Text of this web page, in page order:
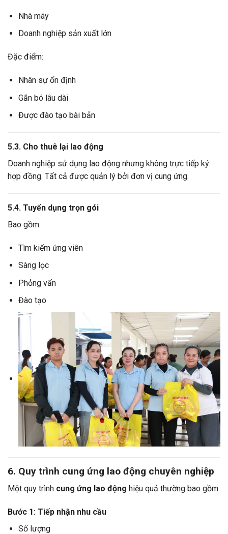
Nhà máy
Doanh nghiệp sản xuất lớn
Đặc điểm:
Nhân sự ổn định
Gắn bó lâu dài
Được đào tạo bài bản
5.3. Cho thuê lại lao động
Doanh nghiệp sử dụng lao động nhưng không trực tiếp ký
hợp đồng. Tất cả được quản lý bởi đơn vị cung ứng.
5.4. Tuyển dụng trọn gói
Bao gồm:
Tìm kiếm ứng viên
Sàng lọc
Phỏng vấn
Đào tạo
6. Quy trình cung ứng lao động chuyên nghiệp
Một quy trình cung ứng lao động hiệu quả thường bao gồm:
Bước 1: Tiếp nhận nhu cầu
Số lượng